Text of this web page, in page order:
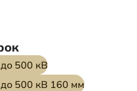
500 кВ
500 кВ 160 мм